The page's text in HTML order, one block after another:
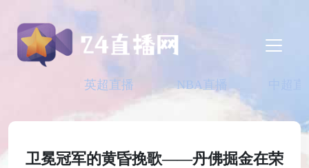
英超直播 NBA直播
卫冕冠军的黄昏挽歌——丹佛掘金在荣